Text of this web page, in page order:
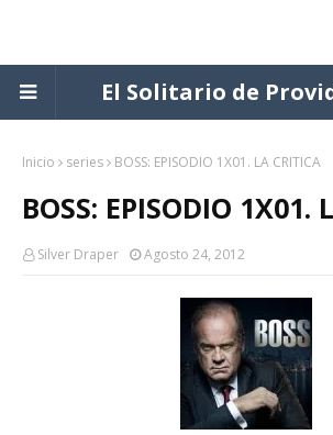
El Solitario de
Inicio series BOSS: EPISODIO 1X01. LA CRITICA
BOSS: EPISODIO 1X01.
Silver Draper Agosto 24, 2012